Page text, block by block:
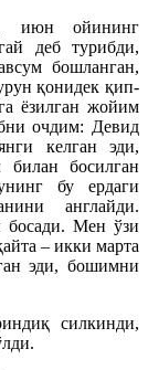
июн ойининг
деб турибди,
бошланган,
қонидек қип-
ёзилган жойим
очдим: Девид
келган эди,
босилган
бу ердаги
англайди.
босади. Мен ўзи
– икки марта
эди, бошимни
силкинди,